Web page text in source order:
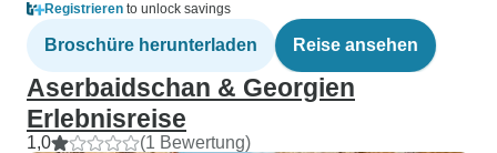
Registrieren to unlock savings
Broschüre herunterladen Reise ansehen
Aserbaidschan & Georgien
Erlebnisreise
1,0 (1 Bewertung)